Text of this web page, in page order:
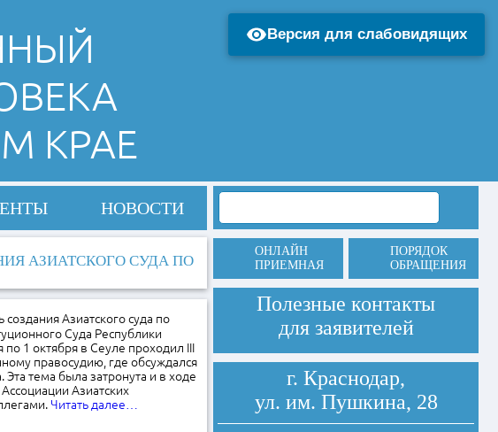
КРАЕ
НОВОСТИ
АЗИАТСКОГО СУДА ПО
Азиатского суда по
Суда Республики
1 октября в Сеуле проходил III
правосудию, где обсуждался
тема была затронута и в ходе
Азиатских
Читать далее…
ОНЛАЙН
ПРИЕМНАЯ
ПОРЯДОК
ОБРАЩЕНИЯ
Полезные контакты
для заявителей
г. Краснодар,
ул. им. Пушкина, 28
Версия для слабовидящих